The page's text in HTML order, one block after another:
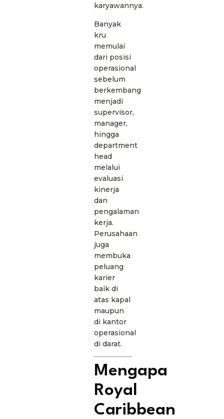
karyawannya.
Banyak
kru
memulai
dari posisi
operasional
sebelum
berkembang
menjadi
supervisor,
manager,
hingga
department
head
melalui
evaluasi
kinerja
dan
pengalaman
kerja.
Perusahaan
juga
membuka
peluang
karier
baik di
atas kapal
maupun
di kantor
operasional
di darat.
Mengapa
Royal
Caribbean